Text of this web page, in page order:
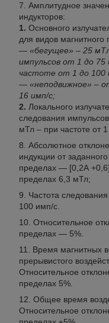
Амплитудное
индукторов:
1. Основного
для видов магнитного
— «бегущее» – 25
импульсов от 1 до
частоте от 1 до 100
— «неподвижное» –
16 имп/с;
2. Локального
следования
мТл – при частоте от
Абсолютное
индукции от
пределах — [0,2А
пределах 6,3 мТл;
Частота
100 имп/с.
Относительное
пределах — 5%.
Время магнитных
прерывистого
Относительное
пределах 5%.
Общее время
Относительное